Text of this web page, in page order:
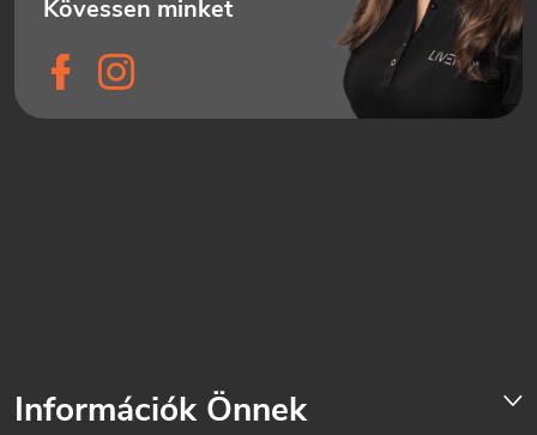
Információk Önnek